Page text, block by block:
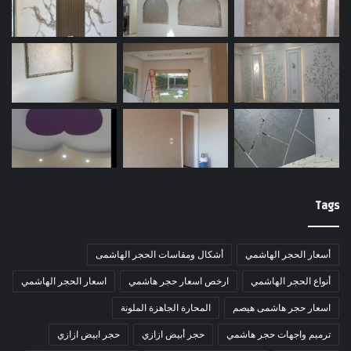
Tags
أسعار الحجر الهاشمي أشكال ومقاسات الحجر الهاشمى
أنواع الحجر الهاشمي ارخص اسعار حجر هاشمي اسعار الحجر الهاشمي
اسعار حجر هاشمى هيصم المحارة الجاهزة الملونة
ترميم واجهات حجر هاشمي حجر أبيض ازازي حجر ابيض ازازي